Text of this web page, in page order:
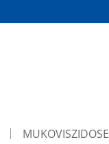
MUKOVISZIDOSE